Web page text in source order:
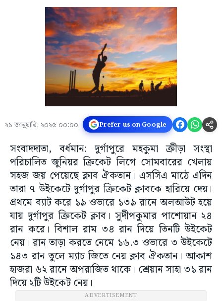
২১ জানুয়ারি, ২০২৫ ০০:০০ Prefer us on Google
সংবাদদাতা, বর্ধমান: দুর্গাপুরে মহকুমা ক্রীড়া সংস্থা
পরিচালিত জুনিয়র ক্রিকেট লিগে সোমবারের খেলায়
সহজ জয় পেয়েছে ক্লাব ঐকতান। এসসিএ মাঠে এদিন
তারা ৭ উইকেটে দুর্গাপুর ক্রিকেট ক্লাবকে হারিয়ে দেয়।
প্রথমে ব্যাট করে ১৯ ওভারে ১৩৯ রানে অলআউট হয়ে
যায় দুর্গাপুর ক্রিকেট ক্লাব। সুদীপকুমার পাশোয়ান ২৪
রান করে। বিশাল রাম ৩৪ রান দিয়ে তিনটি উইকেট
নেয়। রান তাড়া করতে নেমে ১৬.৩ ওভারে ৩ উইকেটে
১৪৩ রান তুলে ম্যাচ জিতে নেয় ক্লাব ঐকতান। আকাশ
হাজরা ৬২ রানে অপরাজিত থাকে। শ্রেয়ান সাহা ৩১ রান
দিয়ে ২টি উইকেট নেয়।
ADVERTISEMENT